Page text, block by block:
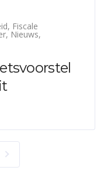
, Fiscale
, Nieuws,